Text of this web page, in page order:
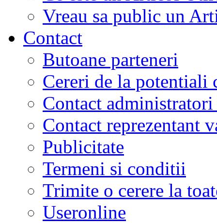
Vreau sa public un
Contact
Butoane parteneri
Cereri de la potentiali
Contact
Contact reprezentant
Publicitate
Termeni si conditii
Trimite o cerere la
Useronline